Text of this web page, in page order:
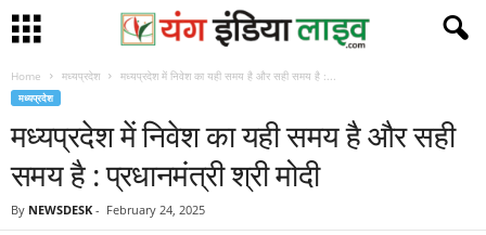
Home मध्यप्रदेश मध्यप्रदेश में निवेश का यही समय है और सही समय है :...
मध्यप्रदेश
मध्यप्रदेश में निवेश का यही समय है और सही
समय है : प्रधानमंत्री श्री मोदी
By NEWSDESK - February 24, 2025